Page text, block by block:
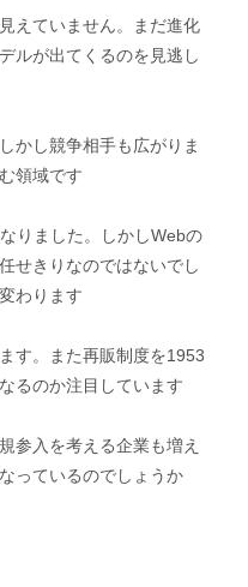
えていません。まだ進化
ルが出てくるのを見逃し
かし競争相手も広がりま
領域です
りました。しかしWebの
せきりなのではないでし
わります
す。また再販制度を1953
るのか注目しています
参入を考える企業も増え
っているのでしょうか